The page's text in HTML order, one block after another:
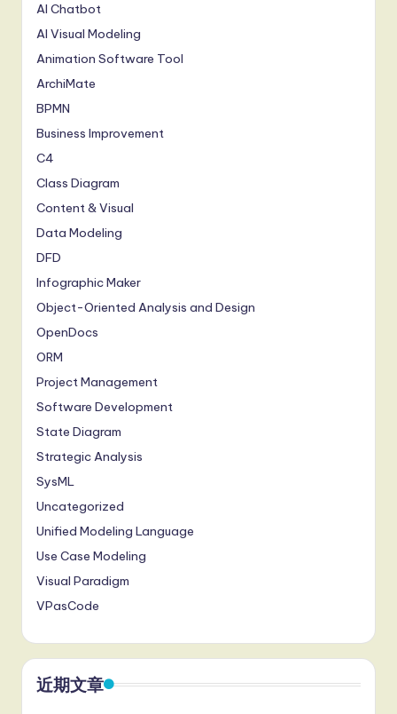
AI Chatbot
AI Visual Modeling
Animation Software Tool
ArchiMate
BPMN
Business Improvement
C4
Class Diagram
Content & Visual
Data Modeling
DFD
Infographic Maker
Object-Oriented Analysis and Design
OpenDocs
ORM
Project Management
Software Development
State Diagram
Strategic Analysis
SysML
Uncategorized
Unified Modeling Language
Use Case Modeling
Visual Paradigm
VPasCode
近期文章